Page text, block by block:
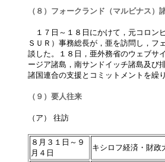
（８）フォークランド（マルビナス）
１７日～１８日にかけて，元コロン
ＳＵＲ）事務総長が，亜を訪問し，フ
談した。１８日，亜外務省のウェブサ
ージア諸島，南サンドイッチ諸島及び
諸国連合の支援とコミットメントを繰
（９）要人往来
（ア） 往訪
８月３１日～ ９
月４日
キシロフ経済・財政